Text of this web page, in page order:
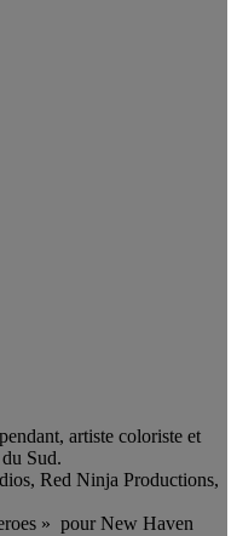
artiste coloriste et
Sud.
Red Ninja Productions,
» pour New Haven